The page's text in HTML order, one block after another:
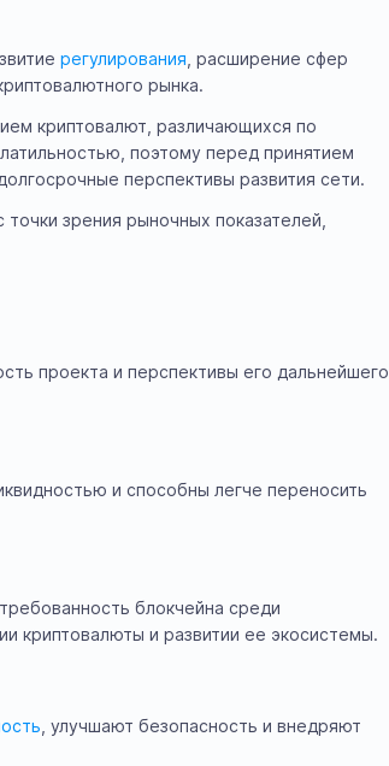
регулирования , расширение сфер
рынка.
криптовалют, различающихся по
поэтому перед принятием
перспективы развития сети.
зрения рыночных показателей,
проекта и перспективы его дальнейшего
и способны легче переносить
блокчейна среди
криптовалюты и развитии ее экосистемы.
, улучшают безопасность и внедряют